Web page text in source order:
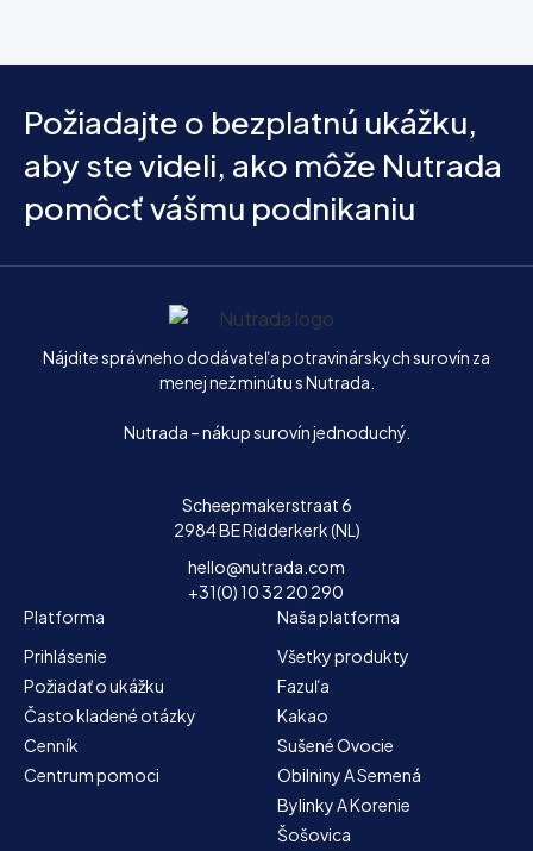
Požiadajte o bezplatnú ukážku,
aby ste videli, ako môže Nutrada
pomôcť vášmu podnikaniu
Domov
Nájdite správneho dodávateľa potravinárskych surovín za
menej než minútu s Nutrada.
Nutrada – nákup surovín jednoduchý.
Scheepmakerstraat 6
2984 BE Ridderkerk (NL)
hello@nutrada.com
+31(0) 10 32 20 290
Platforma
Prihlásenie
Požiadať o ukážku
Často kladené otázky
Cenník
Centrum pomoci
Naša platforma
Všetky produkty
Fazuľa
Kakao
Sušené Ovocie
Obilniny A Semená
Bylinky A Korenie
Šošovica